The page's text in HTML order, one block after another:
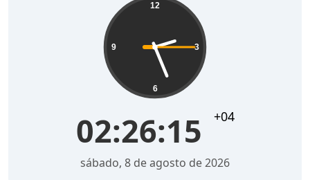
12
3
6
9
02:26:16 +04
sábado, 8 de agosto de 2026